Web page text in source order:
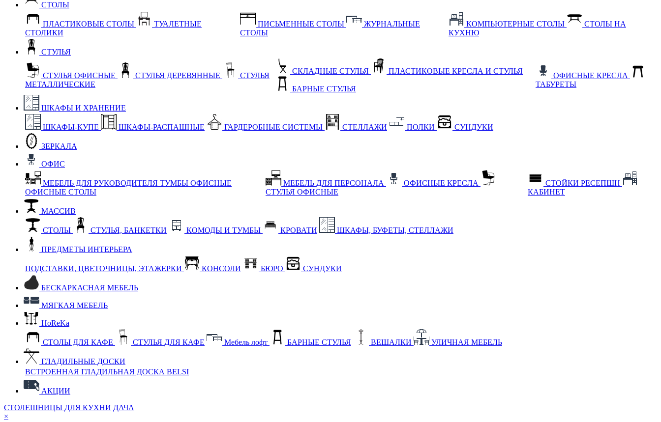
СТОЛЫ
ПЛАСТИКОВЫЕ СТОЛЫ
ТУАЛЕТНЫЕ
СТОЛИКИ
ПИСЬМЕННЫЕ СТОЛЫ
ЖУРНАЛЬНЫЕ
СТОЛЫ
КОМПЬЮТЕРНЫЕ СТОЛЫ
СТОЛЫ НА
КУХНЮ
СТУЛЬЯ
СТУЛЬЯ ОФИСНЫЕ СТУЛЬЯ ДЕРЕВЯННЫЕ
СТУЛЬЯ
МЕТАЛЛИЧЕСКИЕ
СКЛАДНЫЕ СТУЛЬЯ ПЛАСТИКОВЫЕ КРЕСЛА И СТУЛЬЯ
БАРНЫЕ СТУЛЬЯ
ОФИСНЫЕ КРЕСЛА
ТАБУРЕТЫ
ШКАФЫ И ХРАНЕНИЕ
ШКАФЫ-КУПЕ ШКАФЫ-РАСПАШНЫЕ ГАРДЕРОБНЫЕ СИСТЕМЫ СТЕЛЛАЖИ ПОЛКИ СУНДУКИ
ЗЕРКАЛА
ОФИС
МЕБЕЛЬ ДЛЯ РУКОВОДИТЕЛЯ ТУМБЫ ОФИСНЫЕ
ОФИСНЫЕ СТОЛЫ
МЕБЕЛЬ ДЛЯ ПЕРСОНАЛА
ОФИСНЫЕ КРЕСЛА
СТУЛЬЯ ОФИСНЫЕ
СТОЙКИ РЕСЕПШН
КАБИНЕТ
МАССИВ
СТОЛЫ СТУЛЬЯ, БАНКЕТКИ КОМОДЫ И ТУМБЫ КРОВАТИ ШКАФЫ, БУФЕТЫ, СТЕЛЛАЖИ
ПРЕДМЕТЫ ИНТЕРЬЕРА
ПОДСТАВКИ, ЦВЕТОЧНИЦЫ, ЭТАЖЕРКИ КОНСОЛИ БЮРО СУНДУКИ
БЕСКАРКАСНАЯ МЕБЕЛЬ
МЯГКАЯ МЕБЕЛЬ
HoReKa
СТОЛЫ ДЛЯ КАФЕ СТУЛЬЯ ДЛЯ КАФЕ Мебель лофт БАРНЫЕ СТУЛЬЯ ВЕШАЛКИ УЛИЧНАЯ МЕБЕЛЬ
ГЛАДИЛЬНЫЕ ДОСКИ
ВСТРОЕННАЯ ГЛАДИЛЬНАЯ ДОСКА BELSI
АКЦИИ
СТОЛЕШНИЦЫ ДЛЯ КУХНИ ДАЧА
×